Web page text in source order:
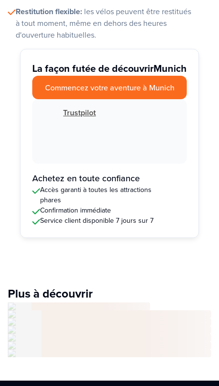
Restitution flexible: les vélos peuvent être restitués
à tout moment, même en dehors des heures
d'ouverture habituelles.
La façon futée de découvrirMunich
Commencez votre aventure à Munich
Trustpilot
Achetez en toute confiance
Accès garanti à toutes les attractions
phares
Confirmation immédiate
Service client disponible 7 jours sur 7
Plus à découvrir